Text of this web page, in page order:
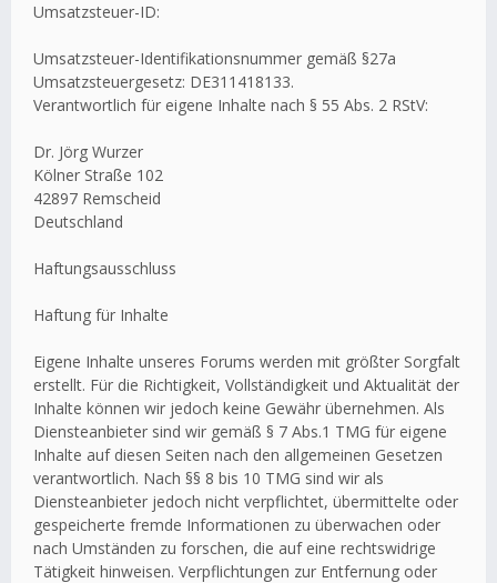
Umsatzsteuer-ID:
Umsatzsteuer-Identifikationsnummer gemäß §27a
Umsatzsteuergesetz: DE311418133.
Verantwortlich für eigene Inhalte nach § 55 Abs. 2 RStV:
Dr. Jörg Wurzer
Kölner Straße 102
42897 Remscheid
Deutschland
Haftungsausschluss
Haftung für Inhalte
Eigene Inhalte unseres Forums werden mit größter Sorgfalt
erstellt. Für die Richtigkeit, Vollständigkeit und Aktualität der
Inhalte können wir jedoch keine Gewähr übernehmen. Als
Diensteanbieter sind wir gemäß § 7 Abs.1 TMG für eigene
Inhalte auf diesen Seiten nach den allgemeinen Gesetzen
verantwortlich. Nach §§ 8 bis 10 TMG sind wir als
Diensteanbieter jedoch nicht verpflichtet, übermittelte oder
gespeicherte fremde Informationen zu überwachen oder
nach Umständen zu forschen, die auf eine rechtswidrige
Tätigkeit hinweisen. Verpflichtungen zur Entfernung oder